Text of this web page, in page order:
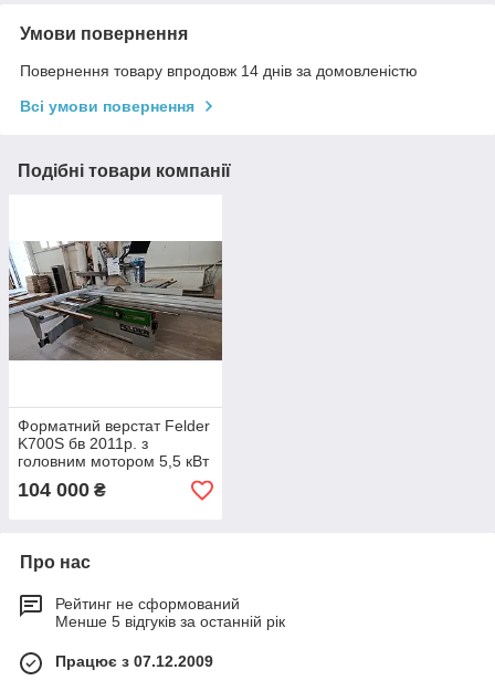
Умови повернення
Повернення товару впродовж 14 днів за домовленістю
Всі умови повернення
Подібні товари компанії
Форматний верстат Felder
K700S бв 2011р. з
головним мотором 5,5 кВт
104 000 ₴
Про нас
Рейтинг не сформований
Менше 5 відгуків за останній рік
Працює з 07.12.2009